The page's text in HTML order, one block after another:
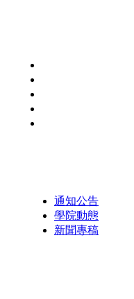
通知公告
學院動態
新聞專稿